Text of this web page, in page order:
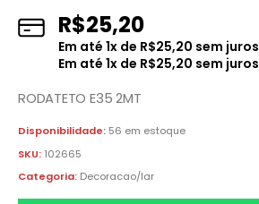
R$25,20
Em até 1x de R$25,20 sem juros
Em até 1x de R$25,20 sem juros
RODATETO E35 2MT
Disponibilidade: 56 em estoque
SKU: 102665
Categoria: Decoracao/lar